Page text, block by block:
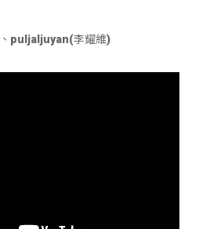
、 puljaljuyan(李耀維)